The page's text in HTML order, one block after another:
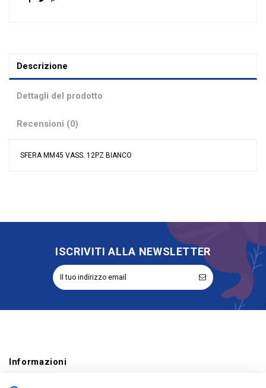
Descrizione
Dettagli del prodotto
Recensioni (0)
SFERA MM45 VASS. 12PZ BIANCO
ISCRIVITI ALLA NEWSLETTER
Informazioni